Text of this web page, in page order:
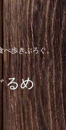
べ歩きぶろぐ。
るめ